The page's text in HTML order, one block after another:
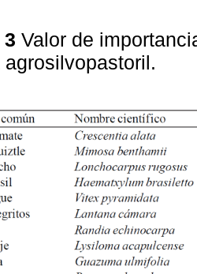
Valor de